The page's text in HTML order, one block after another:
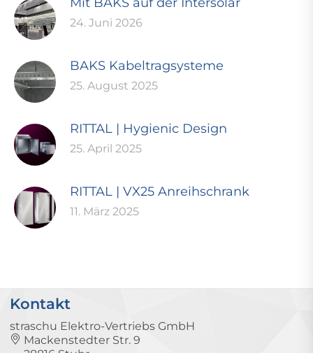
24. Juni 2026
BAKS Kabeltragsysteme
25. August 2025
RITTAL | Hygienic Design
25. April 2025
RITTAL | VX25 Anreihschrank
11. März 2025
Kontakt
straschu Elektro-Vertriebs GmbH
Mackenstedter Str. 9